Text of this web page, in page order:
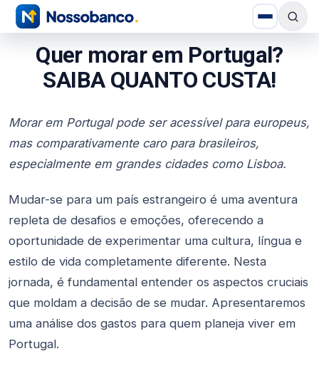
Quer morar em Portugal?
SAIBA QUANTO CUSTA!
Morar em Portugal pode ser acessível para europeus,
mas comparativamente caro para brasileiros,
especialmente em grandes cidades como Lisboa.
Mudar-se para um país estrangeiro é uma aventura
repleta de desafios e emoções, oferecendo a
oportunidade de experimentar uma cultura, língua e
estilo de vida completamente diferente. Nesta
jornada, é fundamental entender os aspectos cruciais
que moldam a decisão de se mudar. Apresentaremos
uma análise dos gastos para quem planeja viver em
Portugal.